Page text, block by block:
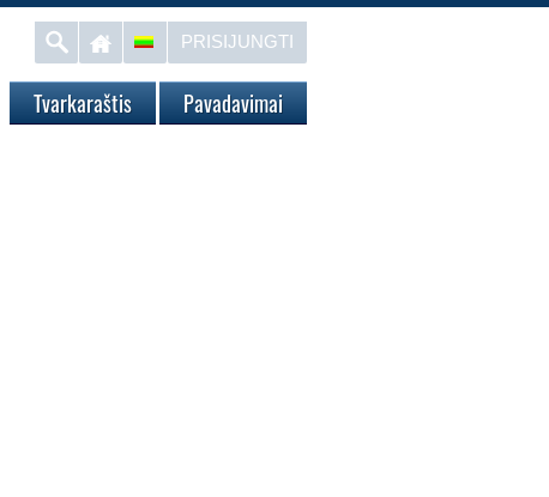
PRISIJUNGTI
Tvarkaraštis Pavadavimai